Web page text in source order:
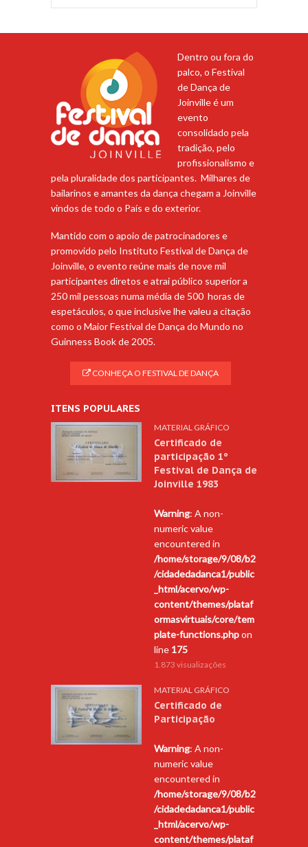
Dentro ou fora do
palco, o Festival
de Dança de
Joinville é um
evento
consolidado pela
tradição, pelo
profissionalismo e
pela pluralidade dos participantes. Milhares de
bailarinos e amantes da dança chegam a Joinville
vindos de todo o País e do exterior.
Mantido com o apoio de patrocinadores e
promovido pelo Instituto Festival de Dança de
Joinville, o evento reúne mais de nove mil
participantes diretos e atrai público superior a
250 mil pessoas numa média de 500 horas de
espetáculos, o que inclusive lhe valeu a citação
como o Maior Festival de Dança do Mundo no
Guinness Book de 2005.
CONHEÇA O FESTIVAL DE DANÇA
ITENS POPULARES
MATERIAL GRÁFICO
Certificado de
participação 1º
Festival de Dança de
Joinville 1983
Warning: A non-
numeric value
encountered in
/home/storage/9/08/b2
/cidadedadanca1/public
_html/acervo/wp-
content/themes/plataf
ormasvirtuais/core/tem
plate-functions.phpon
line 175
1.873 visualizações
MATERIAL GRÁFICO
Certificado de
Participação
Warning: A non-
numeric value
encountered in
/home/storage/9/08/b2
/cidadedadanca1/public
_html/acervo/wp-
content/themes/plataf